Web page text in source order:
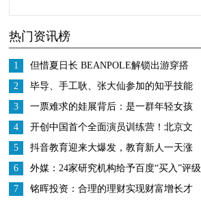
能2021华中鼻整形精英
热门资讯榜
1
但惜夏日长 BEANPOLE解锁出游穿搭
2
毕导、手工耿、张大仙参加的知乎技能
研究所是什么？
3
一票难求的娃展背后：是一群年轻女孩
从追星到创业的蝶变
4
开创中国首个全面演员训练营！北京文
化或将再发爆款！
5
抖音教育迎来大爆发，教育新人一天涨
粉200万
6
外媒：24家研究机构给予百度“买入”评级
多家对冲基金增持股份
7
铭晖投资：合理的理财实现财富增长才